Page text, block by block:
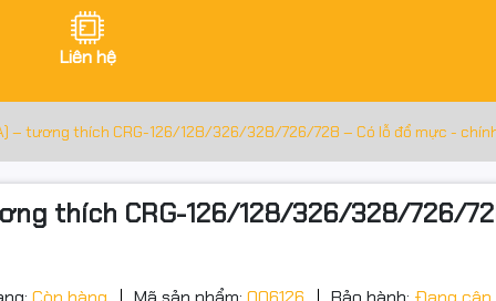
Liên hệ
– tương thích CRG-126/128/326/328/726/728 – Có lỗ đổ mực -
thích CRG-126/128/326/328/726/